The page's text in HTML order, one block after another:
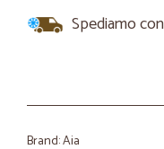
Spediamo
Brand: Aia